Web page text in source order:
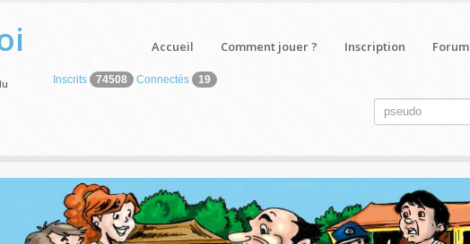
Accueil Comment jouer ? Inscription Forum
Inscrits 74508 Connectés 19